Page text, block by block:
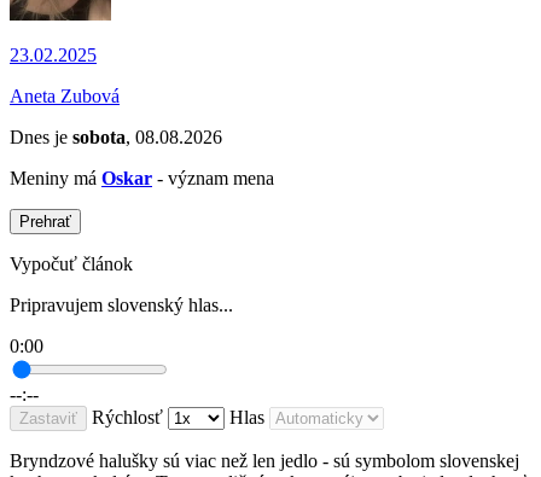
23.02.2025
Aneta Zubová
Dnes je sobota, 08.08.2026
Meniny má Oskar - význam mena
Prehrať
Vypočuť článok
Pripravujem slovenský hlas...
0:00
--:--
Zastaviť Rýchlosť Hlas
Bryndzové halušky sú viac než len jedlo - sú symbolom slovenskej